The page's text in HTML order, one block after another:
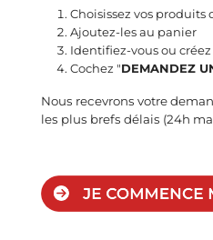
Choisissez vos produits
Ajoutez-les au panier
Identifiez-vous ou
Cochez "DEMANDEZ
Nous recevrons votre
les plus brefs délais (24h